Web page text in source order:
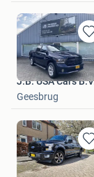
in
Mijn
J.B. USA Cars
Geesbrug
in
Lars Dekens